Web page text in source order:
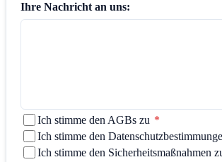
Ihre Nachricht an uns:
Ich stimme den AGBs zu *
Ich stimme den
Ich stimme den Sicherheitsmaßnahmen